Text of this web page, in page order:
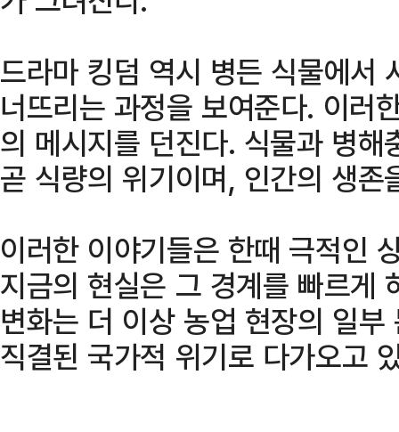
드라마 킹덤 역시 병든 식물에서
너뜨리는 과정을 보여준다. 이러
의 메시지를 던진다. 식물과 병
곧 식량의 위기이며, 인간의 생
이러한 이야기들은 한때 극적인
지금의 현실은 그 경계를 빠르게
변화는 더 이상 농업 현장의 일
직결된 국가적 위기로 다가오고